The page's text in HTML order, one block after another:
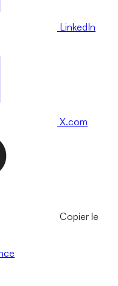
LinkedIn
X.com
Copier le